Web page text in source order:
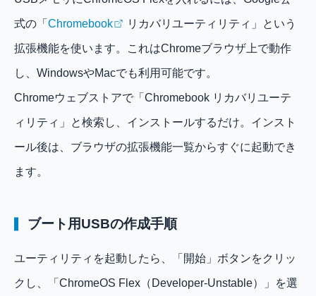
式の「 Chromebook リカバリユーティリティ」という
拡張機能を使います。これはChromeブラウザ上で動作
し、WindowsやMacでも利用可能です。
Chromeウェブストアで「Chromebook リカバリユーテ
ィリティ」と検索し、インストールするだけ。インスト
ール後は、ブラウザの拡張機能一覧からすぐに起動でき
ます。
ブート用USBの作成手順
ユーティリティを起動したら、「開始」ボタンをクリッ
クし、「ChromeOS Flex（Developer-Unstable）」を選